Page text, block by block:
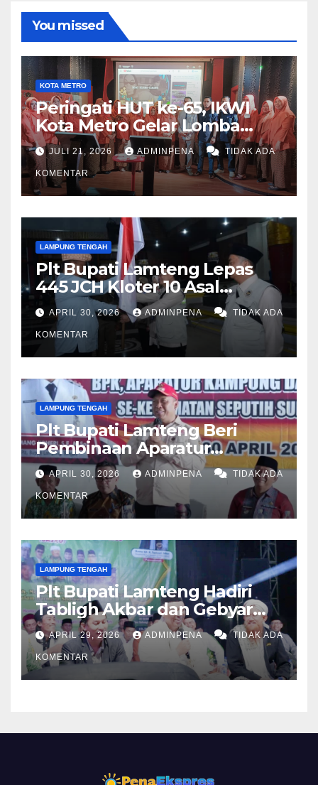
You missed
KOTA METRO
Peringati HUT ke-65, IKWI
Kota Metro Gelar Lomba
Fashion Show
JULI 21, 2026 ADMINPENA TIDAK ADA
KOMENTAR
LAMPUNG TENGAH
Plt Bupati Lamteng Lepas
445 JCH Kloter 10 Asal
Lamteng
APRIL 30, 2026 ADMINPENA TIDAK ADA
KOMENTAR
LAMPUNG TENGAH
Plt Bupati Lamteng Beri
Pembinaan Aparatur
Kampung
APRIL 30, 2026 ADMINPENA TIDAK ADA
KOMENTAR
LAMPUNG TENGAH
Plt Bupati Lamteng Hadiri
Tabligh Akbar dan Gebyar
Sholawat JASKO di Ponpes
Tahfidzul Quran Al Fattah
APRIL 29, 2026 ADMINPENA TIDAK ADA
KOMENTAR